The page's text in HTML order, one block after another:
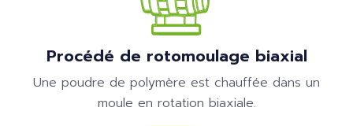
Procédé de rotomoulage biaxial
Une poudre de polymère est chauffée dans un
moule en rotation biaxiale.